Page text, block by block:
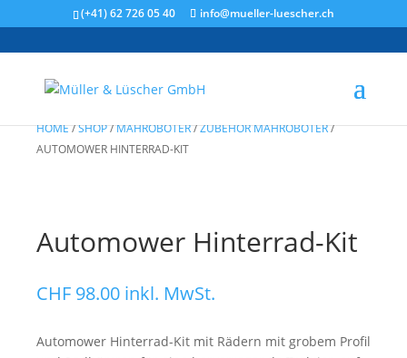
(+41) 62 726 05 40 info@mueller-luescher.ch
HOME/SHOP/MÄHROBOTER/ZUBEHÖR MÄHROBOTER/
AUTOMOWER HINTERRAD-KIT
Automower Hinterrad-Kit
CHF 98.00 inkl. MwSt.
Automower Hinterrad-Kit mit Rädern mit grobem Profil